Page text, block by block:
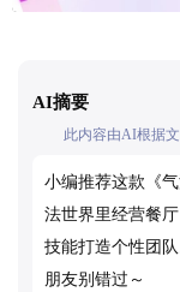
AI摘要
此内容由AI根据
小编推荐这款《
法世界里经营餐
技能打造个性团
朋友别错过～